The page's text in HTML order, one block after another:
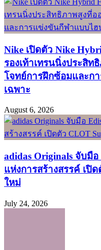
Nike เปิดตัว Nike
รองเท้าเทรนนิ่งประสิ
โจทย์การฝึกซ้อมและก
เฉพาะ
August 6, 2026
adidas Originals จับมื
แห่งการสร้างสรรค์ เปิ
ใหม่
July 24, 2026